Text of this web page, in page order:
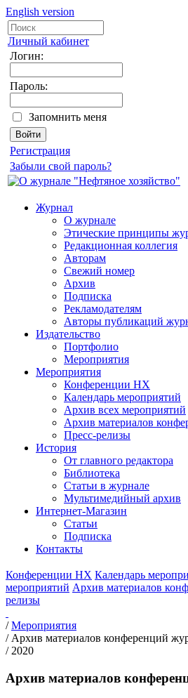
English version
Личный кабинет
Логин:
Пароль:
Запомнить меня
Регистрация
Забыли свой пароль?
Журнал
О журнале
Этические принципы
Редакционная коллегия
Авторам
Свежий номер
Архив
Подписка
Рекламодателям
Авторы публикаций
Издательство
Портфолио
Мероприятия
Мероприятия
Конференции НХ
Календарь мероприятий
Архив всех мероприятий
Архив материалов
Пресс-релизы
История
От главного редактора
Библиотека
Статьи в журнале
Мультимедийный архив
Интернет-Магазин
Статьи
Подписка
Контакты
Конференции НХ Календарь
мероприятий Архив материалов
релизы
/Мероприятия
/ Архив материалов конференций
/ 2020
Архив материалов